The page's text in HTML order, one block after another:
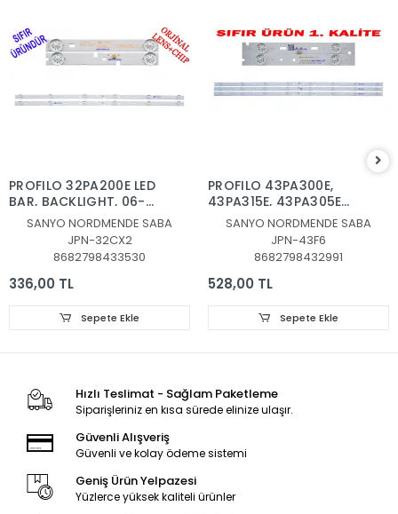
PROFILO 32PA200E LED
BAR, BACKLIGHT, 06-
32C2X6-618-M10W14-
NEW LED BAR , 06-
32C2X6-618-M07W14,
JL.D32061330-032BS-
M_V02, 3V 618MM
SANYO NORDMENDE SABA
JPN-32CX2
8682798433530
336,00 TL
Sepete Ekle
PROFILO 43PA300E,
43PA315E, 43PA305E
LED BAR , 06-43F6-
3X8-852X18-170903
LED BAR BACKLIGHT ,
profilo 43pa300e led
bar
SANYO NORDMENDE SABA
JPN-43F6
8682798432991
528,00 TL
Sepete Ekle
Hızlı Teslimat - Sağlam Paketleme
Siparişleriniz en kısa sürede elinize ulaşır.
Güvenli Alışveriş
Güvenli ve kolay ödeme sistemi
Geniş Ürün Yelpazesi
Yüzlerce yüksek kaliteli ürünler